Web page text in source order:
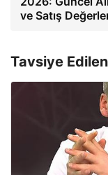
ve Satış
Tavsiye